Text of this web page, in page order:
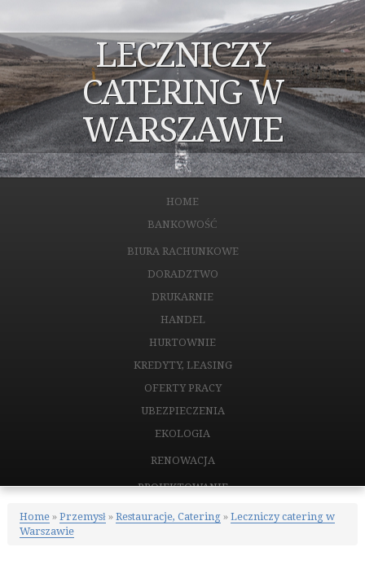
LECZNICZY
CATERING W
WARSZAWIE
HOME
BANKOWOŚĆ
BIURA RACHUNKOWE
DORADZTWO
DRUKARNIE
HANDEL
HURTOWNIE
KREDYTY, LEASING
OFERTY PRACY
UBEZPIECZENIA
EKOLOGIA
RENOWACJA
PROJEKTOWANIE
REMONTY, ELEKTRYK, HYDRAULIK
Home» Przemysł» Restauracje, Catering» Leczniczy catering w
Warszawie